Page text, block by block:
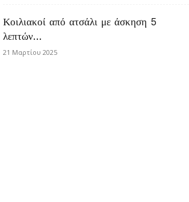
Κοιλιακοί από ατσάλι με άσκηση 5
λεπτών…
21 Μαρτίου 2025